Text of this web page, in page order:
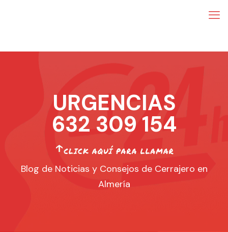
URGENCIAS
632 309 154
Blog de Noticias y Consejos de Cerrajero en
Almería